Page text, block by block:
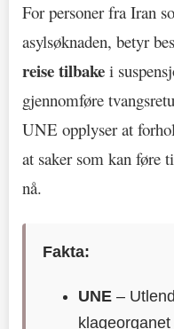
For personer fra Iran
asylsøknaden, betyr
reise tilbake i
gjennomføre
UNE opplyser at
at saker som kan føre
nå.
Fakta:
UNE –